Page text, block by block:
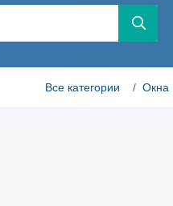
Все категории Окна